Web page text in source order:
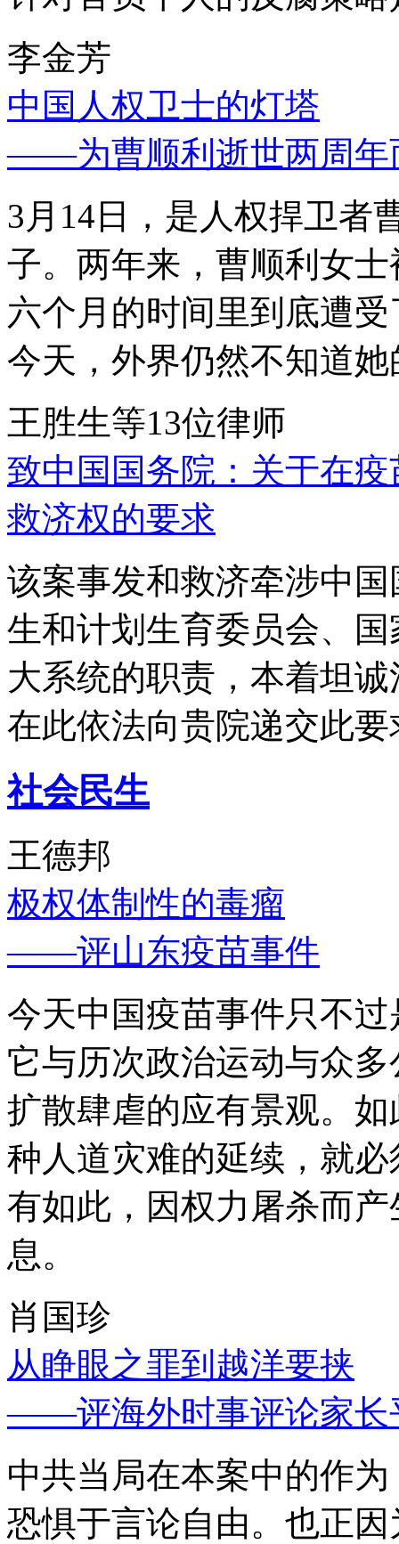
李金芳
中国人权卫士的灯塔
——为曹顺利逝世两周年
3月14日，是人权捍卫者
子。两年来，曹顺利女
六个月的时间里到底遭
今天，外界仍然不知道
王胜生等13位律师
致中国国务院：关于在
救济权的要求
该案事发和救济牵涉中
生和计划生育委员会、
大系统的职责，本着坦
在此依法向贵院递交此要
社会民生
王德邦
极权体制性的毒瘤
——评山东疫苗事件
今天中国疫苗事件只不
它与历次政治运动与众
扩散肆虐的应有景观。
种人道灾难的延续，就
有如此，因权力屠杀而
息。
肖国珍
从睁眼之罪到越洋要挟
——评海外时事评论家长
中共当局在本案中的作
恐惧于言论自由。也正